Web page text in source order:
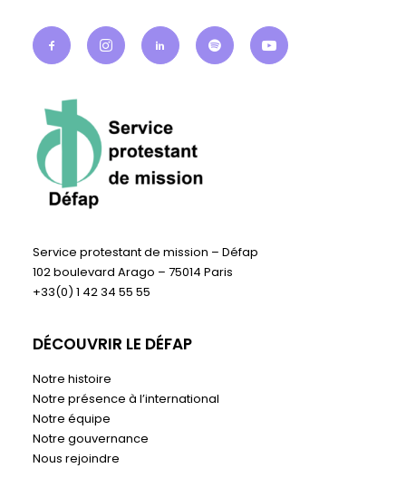
Service protestant de mission – Défap
102 boulevard Arago – 75014 Paris
+33(0) 1 42 34 55 55
DÉCOUVRIR LE DÉFAP
Notre histoire
Notre présence à l’international
Notre équipe
Notre gouvernance
Nous rejoindre